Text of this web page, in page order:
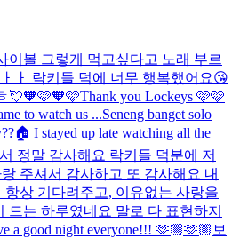
이볼 그렇게 먹고싶다고 노래 부르
ㅏ 락키들 덕에 너무 행복했어요😘
💘🧡🩷🧡🩷Thank you Lockeys 🩷🩷
to watch us ...Seneng banget solo
I stayed up late watching all the
정말 감사해요 락키들 덕분에 저
주셔서 감사하고 또 감사해요 내
상 기다려주고, 이유없는 사랑을
는 하루였네요 말로 다 표현하지
a good night everyone!!! 🫶🏼🫶🏼 보